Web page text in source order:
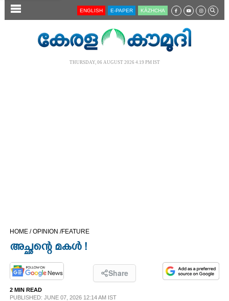
SECTIONS
OPINION
PHOTOS
ENGLISH E-PAPER KĀZHCHA
THURSDAY, 06 AUGUST 2026 4.19 PM IST
HOME /OPINION /FEATURE
അച്ഛന്റെ മകൾ !
Share
2 MIN READ
PUBLISHED: JUNE 07, 2026 12:14 AM IST